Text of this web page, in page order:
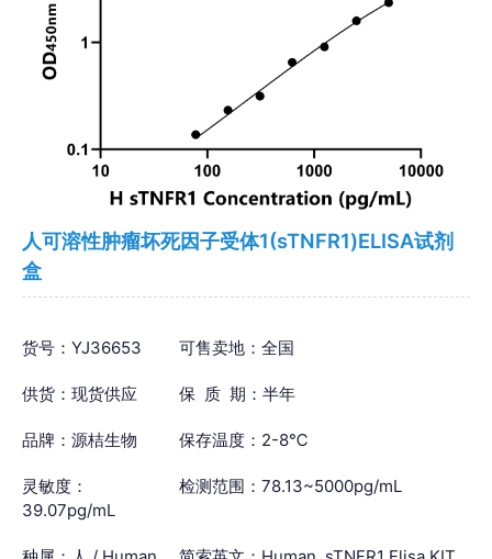
人可溶性肿瘤坏死因子受体1(sTNFR1)ELISA试剂
盒
货号：YJ36653 可售卖地：全国
供货：现货供应 保 质 期：半年
品牌：源桔生物 保存温度：2-8℃
灵敏度：
39.07pg/mL
检测范围：78.13~5000pg/mL